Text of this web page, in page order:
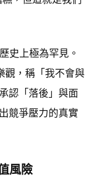
史上極為罕見。
觀，稱「我不會與
認「落後」與面
競爭壓力的真實
風險